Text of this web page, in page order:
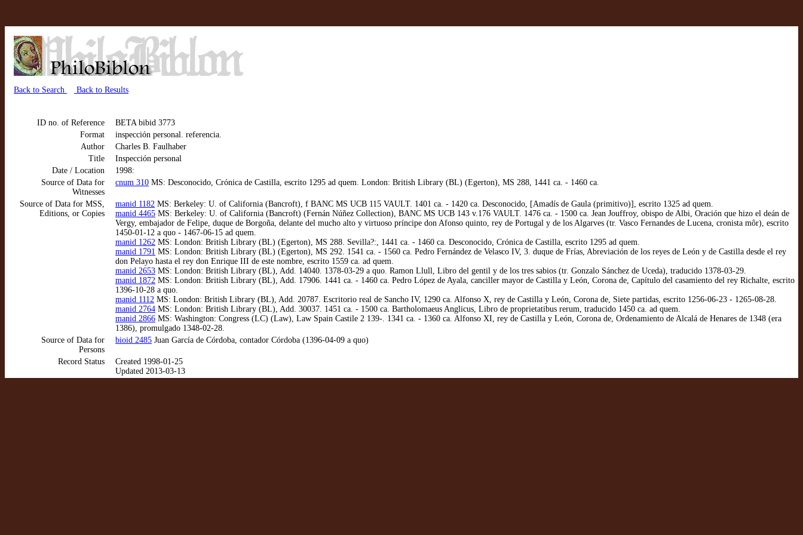
Back to Search Back to Results
ID no. of Reference
BETA bibid 3773
Format
inspección personal. referencia.
Author
Charles B. Faulhaber
Title
Inspección personal
Date / Location
1998:
Source of Data for
Witnesses
cnum 310 MS: Desconocido, Crónica de Castilla, escrito 1295 ad quem. London: British Library (BL) (Egerton), MS 288, 1441 ca. - 1460 ca.
Source of Data for MSS,
Editions, or Copies
manid 1182 MS: Berkeley: U. of California (Bancroft), f BANC MS UCB 115 VAULT. 1401 ca. - 1420 ca. Desconocido, [Amadís de Gaula (primitivo)], escrito 1325 ad quem.
manid 4465 MS: Berkeley: U. of California (Bancroft) (Fernán Núñez Collection), BANC MS UCB 143 v.176 VAULT. 1476 ca. - 1500 ca. Jean Jouffroy, obispo de Albi, Oración que hizo el deán de
Vergy, embajador de Felipe, duque de Borgoña, delante del mucho alto y virtuoso príncipe don Afonso quinto, rey de Portugal y de los Algarves (tr. Vasco Fernandes de Lucena, cronista môr), escrito
1450-01-12 a quo - 1467-06-15 ad quem.
manid 1262 MS: London: British Library (BL) (Egerton), MS 288. Sevilla?:, 1441 ca. - 1460 ca. Desconocido, Crónica de Castilla, escrito 1295 ad quem.
manid 1791 MS: London: British Library (BL) (Egerton), MS 292. 1541 ca. - 1560 ca. Pedro Fernández de Velasco IV, 3. duque de Frías, Abreviación de los reyes de León y de Castilla desde el rey
don Pelayo hasta el rey don Enrique III de este nombre, escrito 1559 ca. ad quem.
manid 2653 MS: London: British Library (BL), Add. 14040. 1378-03-29 a quo. Ramon Llull, Libro del gentil y de los tres sabios (tr. Gonzalo Sánchez de Uceda), traducido 1378-03-29.
manid 1872 MS: London: British Library (BL), Add. 17906. 1441 ca. - 1460 ca. Pedro López de Ayala, canciller mayor de Castilla y León, Corona de, Capítulo del casamiento del rey Richalte, escrito
1396-10-28 a quo.
manid 1112 MS: London: British Library (BL), Add. 20787. Escritorio real de Sancho IV, 1290 ca. Alfonso X, rey de Castilla y León, Corona de, Siete partidas, escrito 1256-06-23 - 1265-08-28.
manid 2764 MS: London: British Library (BL), Add. 30037. 1451 ca. - 1500 ca. Bartholomaeus Anglicus, Libro de proprietatibus rerum, traducido 1450 ca. ad quem.
manid 2866 MS: Washington: Congress (LC) (Law), Law Spain Castile 2 139-. 1341 ca. - 1360 ca. Alfonso XI, rey de Castilla y León, Corona de, Ordenamiento de Alcalá de Henares de 1348 (era
1386), promulgado 1348-02-28.
Source of Data for
Persons
bioid 2485 Juan García de Córdoba, contador Córdoba (1396-04-09 a quo)
Record Status
Created 1998-01-25
Updated 2013-03-13